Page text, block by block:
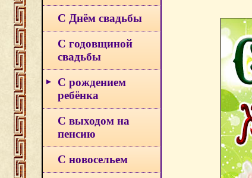
С Днём свадьбы
С годовщиной
свадьбы
С рождением
ребёнка
С выходом на
пенсию
С новосельем